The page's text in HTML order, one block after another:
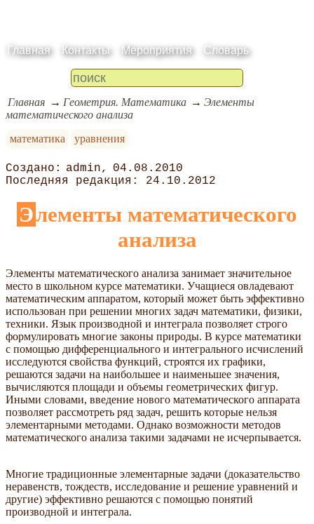
Главная Контакты Мероприятия Словарь
Главная Геометрия. Математика
Элементы
математического анализа
математика
уравнения
admin
04.08.2010
24.10.2012
Элементы математического
анализа
Элементы математического анализа занимает значительное
место в школьном курсе математики. Учащиеся овладевают
математическим аппаратом, который может быть эффективно
использован при решении многих задач математики, физики,
техники. Язык производной и интеграла позволяет строго
формулировать многие законы природы. В курсе математики
с помощью дифференциального и интегрального исчислений
исследуются свойства функций, строятся их графики,
решаются задачи на наибольшее и наименьшее значения,
вычисляются площади и объемы геометрических фигур.
Иными словами, введение нового математического аппарата
позволяет рассмотреть ряд задач, решить которые нельзя
элементарными методами. Однако возможности методов
математического анализа такими задачами не исчерпывается.
Многие традиционные элементарные задачи (доказательство
неравенств, тождеств, исследование и решение уравнений и
другие) эффективно решаются с помощью понятий
производной и интеграла.